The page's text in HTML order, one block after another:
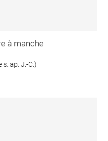
à manche
s. ap. J.-C.)